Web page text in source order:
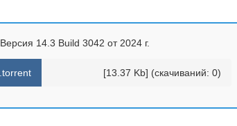
14.3 Build 3042 от 2024 г.
[13.37 Kb] (cкачиваний: 0)